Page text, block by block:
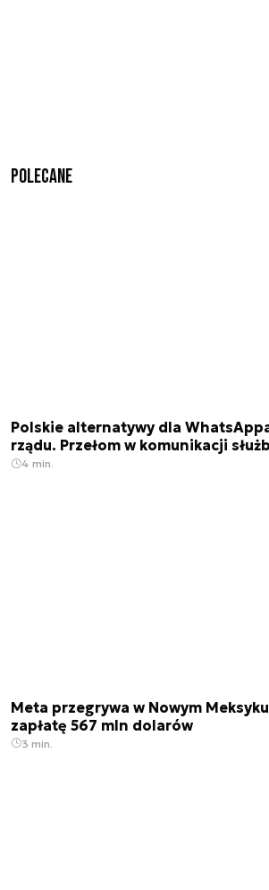
Polecane
Polskie alternatywy dla
rządu. Przełom w komunikacji służb
4 min.
Meta przegrywa w Nowym
zapłatę 567 mln dolarów
3 min.